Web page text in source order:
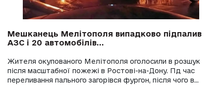
Мешканець Мелітополя випадково підпалив
АЗС і 20 автомобілів...
Жителя окупованого Мелітополя оголосили в розшук
після масштабної пожежі в Ростові-на-Дону. Пд час
переливання пального загорівся фургон, після чого в...